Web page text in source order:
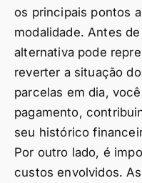
os principais pontos
modalidade. Antes
alternativa pode
reverter a situação
parcelas em dia,
pagamento,
seu histórico
Por outro lado, é
custos envolvidos.